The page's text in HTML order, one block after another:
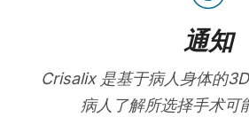
通知
Crisalix 是基于病人身体的
病人了解所选择手术可